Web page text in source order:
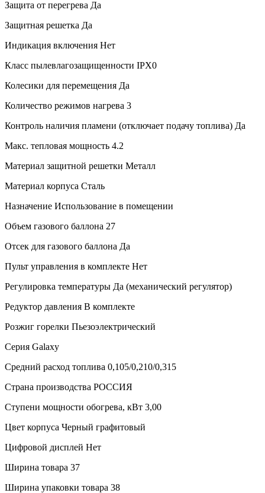
Защита от перегрева Да
Защитная решетка Да
Индикация включения Нет
Класс пылевлагозащищенности IPX0
Колесики для перемещения Да
Количество режимов нагрева 3
Контроль наличия пламени (отключает подачу топлива) Да
Макс. тепловая мощность 4.2
Материал защитной решетки Металл
Материал корпуса Сталь
Назначение Использование в помещении
Объем газового баллона 27
Отсек для газового баллона Да
Пульт управления в комплекте Нет
Регулировка температуры Да (механический регулятор)
Редуктор давления В комплекте
Розжиг горелки Пьезоэлектрический
Серия Galaxy
Средний расход топлива 0,105/0,210/0,315
Страна производства РОССИЯ
Ступени мощности обогрева, кВт 3,00
Цвет корпуса Черный графитовый
Цифровой дисплей Нет
Ширина товара 37
Ширина упаковки товара 38